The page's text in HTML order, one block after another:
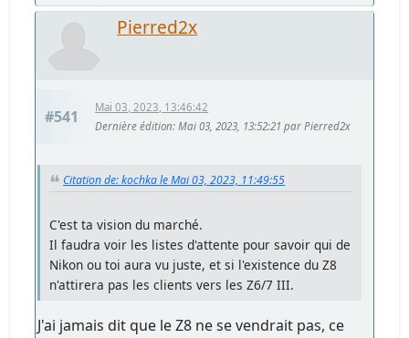
Pierred2x
#541
Mai 03, 2023, 13:46:42
Dernière édition: Mai 03, 2023, 13:52:21 par Pierred2x
Citation de: kochka le Mai 03, 2023, 11:49:55
C'est ta vision du marché.
Il faudra voir les listes d'attente pour savoir qui de
Nikon ou toi aura vu juste, et si l'existence du Z8
n'attirera pas les clients vers les Z6/7 III.
J'ai jamais dit que le Z8 ne se vendrait pas, ce